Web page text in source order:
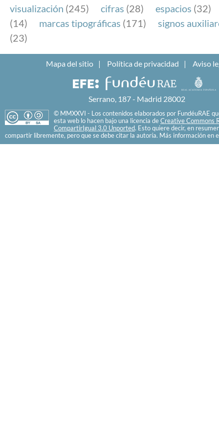
visualización (245) cifras (28) espacios (32)
(14)
marcas tipográficas (171)
signos
(23)
Mapa del sitio Política de privacidad Aviso
Serrano, 187 - Madrid 28002
© MMXXVI - Los contenidos elaborados por FundéuRAE
esta web lo hacen bajo una licencia de Creative Commons
CompartirIgual 3.0 Unported. Esto quiere decir, en
compartir libremente, pero que se debe citar la autoría. Más información en